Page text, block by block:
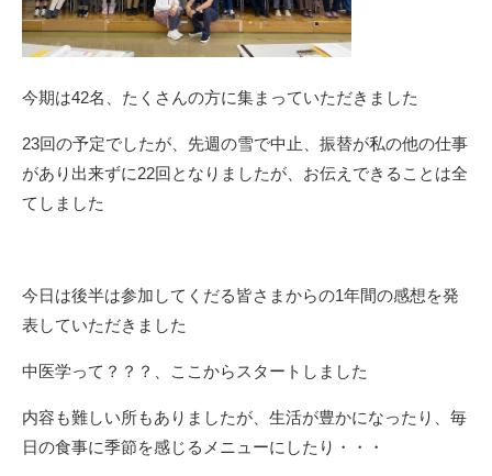
今期は42名、たくさんの方に集まっていただきました
23回の予定でしたが、先週の雪で中止、振替が私の他の仕事
があり出来ずに22回となりましたが、お伝えできることは全
てしました
今日は後半は参加してくだる皆さまからの1年間の感想を発
表していただきました
中医学って？？？、ここからスタートしました
内容も難しい所もありましたが、生活が豊かになったり、毎
日の食事に季節を感じるメニューにしたり・・・